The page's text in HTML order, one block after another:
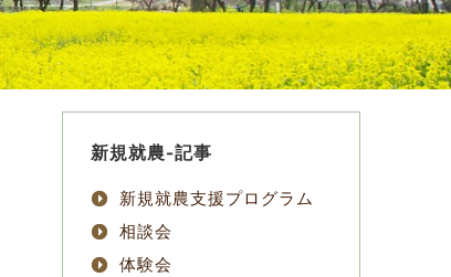
新規就農-記事
新規就農支援プログラム
相談会
体験会